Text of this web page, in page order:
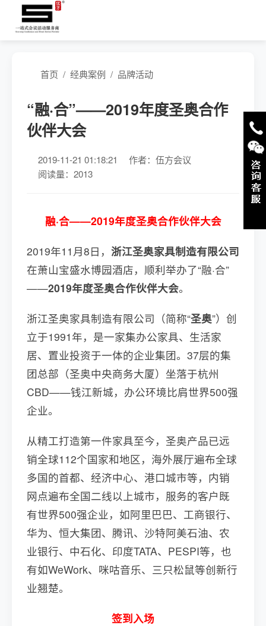
首页 / 经典案例 / 品牌活动
“融·合”——2019年度圣奥合作
伙伴大会
2019-11-21 01:18:21
作者：伍方会议
阅读量：2013
融·合——2019年度圣奥合作伙伴大会
2019年11月8日， 浙江圣奥家具制造有限公司
在萧山宝盛水博园酒店，顺利举办了“融·合”
——2019年度圣奥合作伙伴大会。
浙江圣奥家具制造有限公司（简称“圣奥”）创
立于1991年，是一家集办公家具、生活家
居、置业投资于一体的企业集团。37层的集
团总部（圣奥中央商务大厦）坐落于杭州
CBD——钱江新城，办公环境比肩世界500强
企业。
从精工打造第一件家具至今，圣奥产品已远
销全球112个国家和地区，海外展厅遍布全球
多国的首都、经济中心、港口城市等，内销
网点遍布全国二线以上城市，服务的客户既
有世界500强企业，如阿里巴巴、工商银行、
华为、恒大集团、腾讯、沙特阿美石油、农
业银行、中石化、印度TATA、PESPI等，也
有如WeWork、咪咕音乐、三只松鼠等创新行
业翘楚。
签到入场